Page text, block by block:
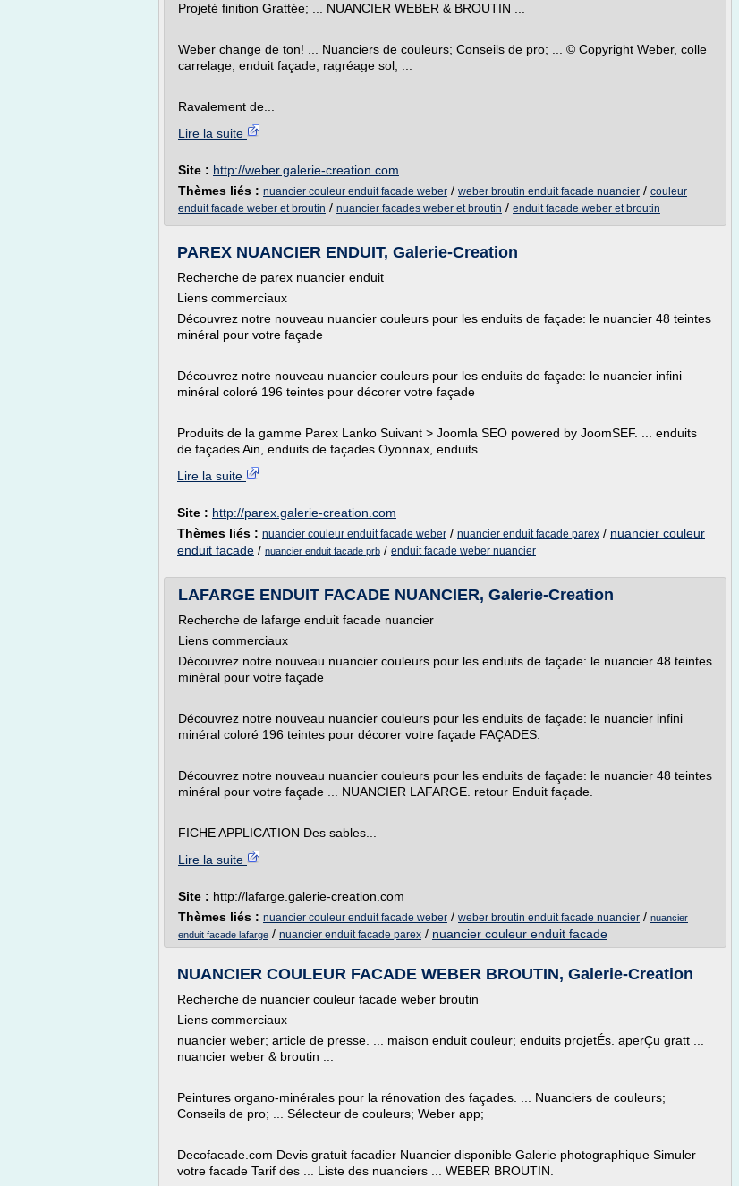
Projeté finition Grattée; ... NUANCIER WEBER & BROUTIN ...
Weber change de ton! ... Nuanciers de couleurs; Conseils de pro; ... © Copyright Weber, colle
carrelage, enduit façade, ragréage sol, ...
Ravalement de...
Lire la suite
Site : http://weber.galerie-creation.com
Thèmes liés : nuancier couleur enduit facade weber / weber broutin enduit facade nuancier / couleur
enduit facade weber et broutin / nuancier facades weber et broutin / enduit facade weber et broutin
PAREX NUANCIER ENDUIT, Galerie-Creation
Recherche de parex nuancier enduit
Liens commerciaux
Découvrez notre nouveau nuancier couleurs pour les enduits de façade: le nuancier 48 teintes
minéral pour votre façade
Découvrez notre nouveau nuancier couleurs pour les enduits de façade: le nuancier infini
minéral coloré 196 teintes pour décorer votre façade
Produits de la gamme Parex Lanko Suivant > Joomla SEO powered by JoomSEF. ... enduits
de façades Ain, enduits de façades Oyonnax, enduits...
Lire la suite
Site : http://parex.galerie-creation.com
Thèmes liés : nuancier couleur enduit facade weber / nuancier enduit facade parex / nuancier couleur
enduit facade / nuancier enduit facade prb / enduit facade weber nuancier
LAFARGE ENDUIT FACADE NUANCIER, Galerie-Creation
Recherche de lafarge enduit facade nuancier
Liens commerciaux
Découvrez notre nouveau nuancier couleurs pour les enduits de façade: le nuancier 48 teintes
minéral pour votre façade
Découvrez notre nouveau nuancier couleurs pour les enduits de façade: le nuancier infini
minéral coloré 196 teintes pour décorer votre façade FAÇADES:
Découvrez notre nouveau nuancier couleurs pour les enduits de façade: le nuancier 48 teintes
minéral pour votre façade ... NUANCIER LAFARGE. retour Enduit façade.
FICHE APPLICATION Des sables...
Lire la suite
Site : http://lafarge.galerie-creation.com
Thèmes liés : nuancier couleur enduit facade weber / weber broutin enduit facade nuancier / nuancier
enduit facade lafarge / nuancier enduit facade parex / nuancier couleur enduit facade
NUANCIER COULEUR FACADE WEBER BROUTIN, Galerie-Creation
Recherche de nuancier couleur facade weber broutin
Liens commerciaux
nuancier weber; article de presse. ... maison enduit couleur; enduits projetÉs. aperÇu gratt ...
nuancier weber & broutin ...
Peintures organo-minérales pour la rénovation des façades. ... Nuanciers de couleurs;
Conseils de pro; ... Sélecteur de couleurs; Weber app;
Decofacade.com Devis gratuit facadier Nuancier disponible Galerie photographique Simuler
votre facade Tarif des ... Liste des nuanciers ... WEBER BROUTIN.